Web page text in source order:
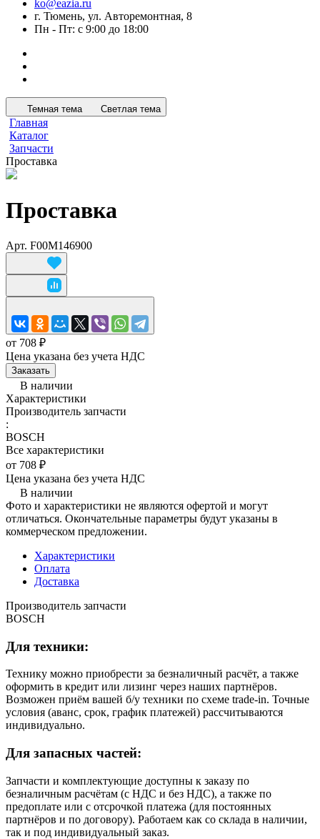
ko@eazia.ru
г. Тюмень, ул. Авторемонтная, 8
Пн - Пт: с 9:00 до 18:00
Темная тема Светлая тема
Главная
Каталог
Запчасти
Проставка
Проставка
Арт. F00M146900
от 708 ₽
Цена указана без учета НДС
Заказать
В наличии
Характеристики
Производитель запчасти
:
BOSCH
Все характеристики
от 708 ₽
Цена указана без учета НДС
В наличии
Фото и характеристики не являются офертой и могут
отличаться. Окончательные параметры будут указаны в
коммерческом предложении.
Характеристики
Оплата
Доставка
Производитель запчасти
BOSCH
Для техники:
Технику можно приобрести за безналичный расчёт, а также
оформить в кредит или лизинг через наших партнёров.
Возможен приём вашей б/у техники по схеме trade-in. Точные
условия (аванс, срок, график платежей) рассчитываются
индивидуально.
Для запасных частей:
Запчасти и комплектующие доступны к заказу по
безналичным расчётам (с НДС и без НДС), а также по
предоплате или с отсрочкой платежа (для постоянных
партнёров и по договору). Работаем как со склада в наличии,
так и под индивидуальный заказ.